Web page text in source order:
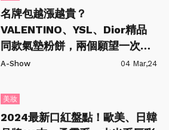
名牌包越漲越貴？
VALENTINO、YSL、Dior精品
同款氣墊粉餅，兩個願望一次滿
足！
A-Show 04 Mar,24
美妝
2024最新口紅盤點！歐美、日韓